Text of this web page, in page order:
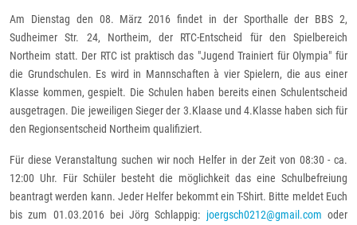
Am Dienstag den 08. März 2016 findet in der Sporthalle der BBS 2,
Sudheimer Str. 24, Northeim, der RTC-Entscheid für den Spielbereich
Northeim statt. Der RTC ist praktisch das "Jugend Trainiert für Olympia" für
die Grundschulen. Es wird in Mannschaften à vier Spielern, die aus einer
Klasse kommen, gespielt. Die Schulen haben bereits einen Schulentscheid
ausgetragen. Die jeweiligen Sieger der 3.Klaase und 4.Klasse haben sich für
den Regionsentscheid Northeim qualifiziert.
Für diese Veranstaltung suchen wir noch Helfer in der Zeit von 08:30 - ca.
12:00 Uhr. Für Schüler besteht die möglichkeit das eine Schulbefreiung
beantragt werden kann. Jeder Helfer bekommt ein T-Shirt. Bitte meldet Euch
bis zum 01.03.2016 bei Jörg Schlappig: joergsch0212@gmail.com oder